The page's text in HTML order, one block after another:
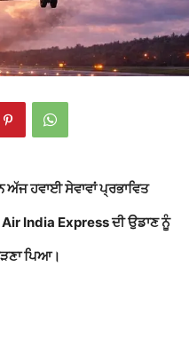
ਅੱਜ ਹਵਾਈ ਸੇਵਾਵਾਂ ਪ੍ਰਭਾਵਿਤ
Air India Expressਦੀ ਉਡਾਣ ਨੂੰ
ਪਿਆ।